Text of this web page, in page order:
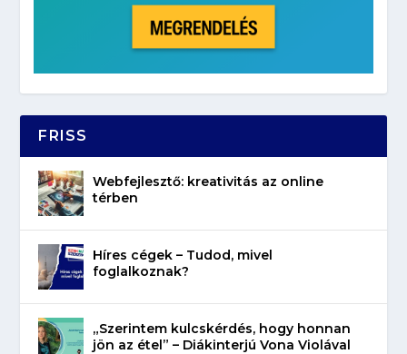
FRISS
Webfejlesztő: kreativitás az online
térben
Híres cégek – Tudod, mivel
foglalkoznak?
„Szerintem kulcskérdés, hogy honnan
jön az étel” – Diákinterjú Vona Violával